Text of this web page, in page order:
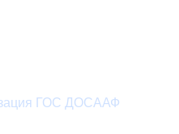
ГОС ДОСААФ